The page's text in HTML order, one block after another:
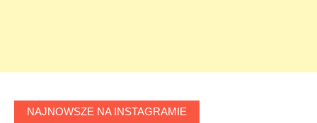
NAJNOWSZE NA INSTAGRAMIE